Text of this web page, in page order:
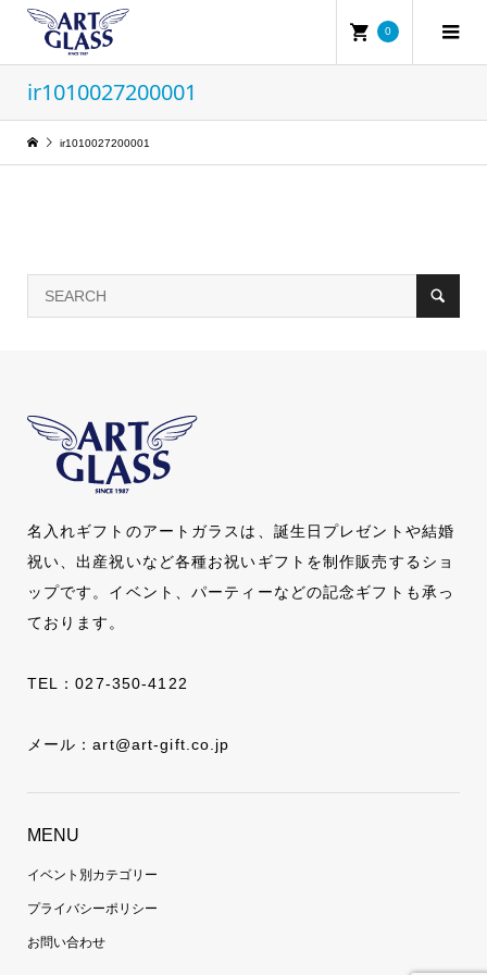
0
ir1010027200001
ir1010027200001
名入れギフトのアートガラスは、誕生日プレゼントや結婚
祝い、出産祝いなど各種お祝いギフトを制作販売するショ
ップです。イベント、パーティーなどの記念ギフトも承っ
ております。
TEL：027-350-4122
メール：art@art-gift.co.jp
MENU
イベント別カテゴリー
プライバシーポリシー
お問い合わせ